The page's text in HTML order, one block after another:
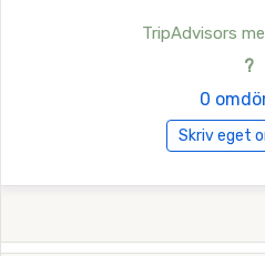
TripAdvisors
?
0
Skriv eget